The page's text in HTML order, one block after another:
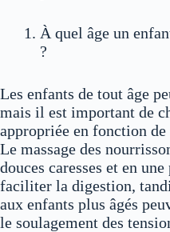
À quel âge un
?
Les enfants de tout âge
mais il est important de
appropriée en fonction
Le massage des
douces caresses et en
faciliter la digestion,
aux enfants plus âgés
le soulagement des